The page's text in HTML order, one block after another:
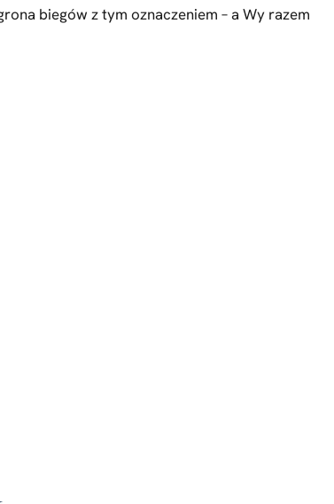
biegów z tym oznaczeniem – a Wy razem